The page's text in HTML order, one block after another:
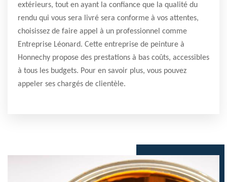
extérieurs, tout en ayant la confiance que la qualité du
rendu qui vous sera livré sera conforme à vos attentes,
choisissez de faire appel à un professionnel comme
Entreprise Léonard. Cette entreprise de peinture à
Honnechy propose des prestations à bas coûts, accessibles
à tous les budgets. Pour en savoir plus, vous pouvez
appeler ses chargés de clientèle.